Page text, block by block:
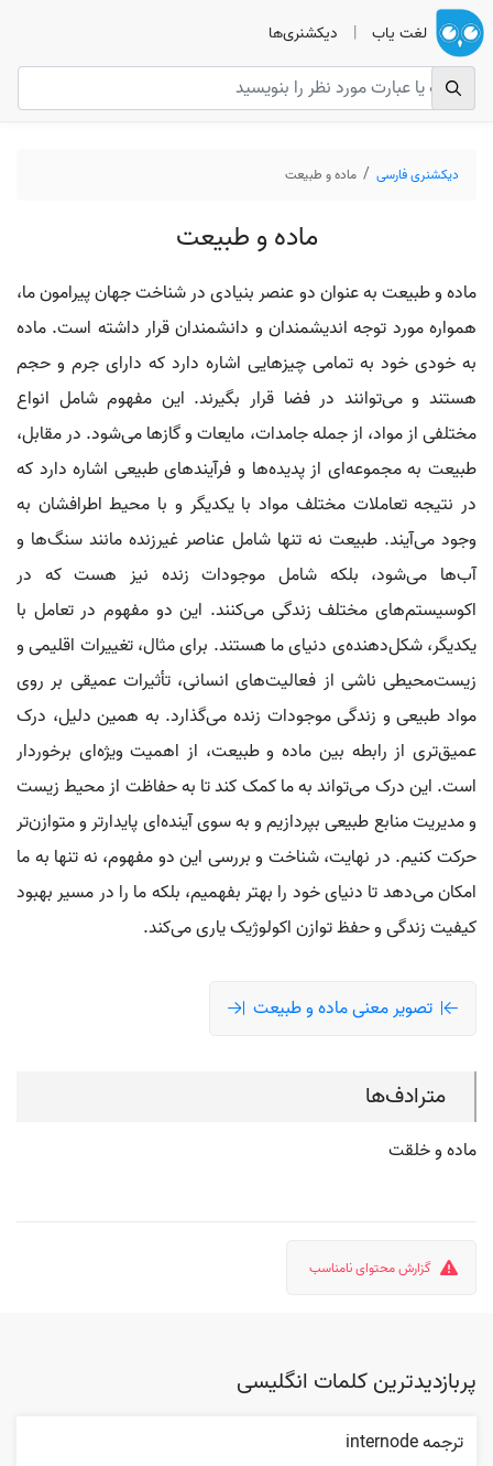
لغت یاب | دیکشنری‌ها
دیکشنری فارسی ماده و طبیعت
ماده و طبیعت
ماده و طبیعت به عنوان دو عنصر بنیادی در شناخت جهان پیرامون ما،
همواره مورد توجه اندیشمندان و دانشمندان قرار داشته است. ماده
به خودی خود به تمامی چیزهایی اشاره دارد که دارای جرم و حجم
هستند و می‌توانند در فضا قرار بگیرند. این مفهوم شامل انواع
مختلفی از مواد، از جمله جامدات، مایعات و گازها می‌شود. در مقابل،
طبیعت به مجموعه‌ای از پدیده‌ها و فرآیندهای طبیعی اشاره دارد که
در نتیجه تعاملات مختلف مواد با یکدیگر و با محیط اطرافشان به
وجود می‌آیند. طبیعت نه تنها شامل عناصر غیرزنده مانند سنگ‌ها و
آب‌ها می‌شود، بلکه شامل موجودات زنده نیز هست که در
اکوسیستم‌های مختلف زندگی می‌کنند. این دو مفهوم در تعامل با
یکدیگر، شکل‌دهنده‌ی دنیای ما هستند. برای مثال، تغییرات اقلیمی و
زیست‌محیطی ناشی از فعالیت‌های انسانی، تأثیرات عمیقی بر روی
مواد طبیعی و زندگی موجودات زنده می‌گذارد. به همین دلیل، درک
عمیق‌تری از رابطه بین ماده و طبیعت، از اهمیت ویژه‌ای برخوردار
است. این درک می‌تواند به ما کمک کند تا به حفاظت از محیط زیست
و مدیریت منابع طبیعی بپردازیم و به سوی آینده‌ای پایدارتر و متوازن‌تر
حرکت کنیم. در نهایت، شناخت و بررسی این دو مفهوم، نه تنها به ما
امکان می‌دهد تا دنیای خود را بهتر بفهمیم، بلکه ما را در مسیر بهبود
کیفیت زندگی و حفظ توازن اکولوژیک یاری می‌کند.
تصویر معنی ماده و طبیعت
مترادف‌ها
ماده و خلقت
گزارش محتوای نامناسب
پربازدیدترین کلمات انگلیسی
ترجمه internode